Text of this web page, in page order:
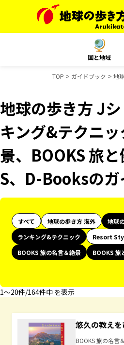
国と地域
TOP ガイドブック 地
地球の歩き方 J
キング&テクニ
景、BOOKS 旅
S、D-Booksの
すべて 地球の歩き方 海外 地球
ランキング&テクニック
Resort
BOOKS 旅の名言＆絶景
BOOKS 旅
1〜20件/164件中 を表示
悠久の教え
BOOKS 旅の名言